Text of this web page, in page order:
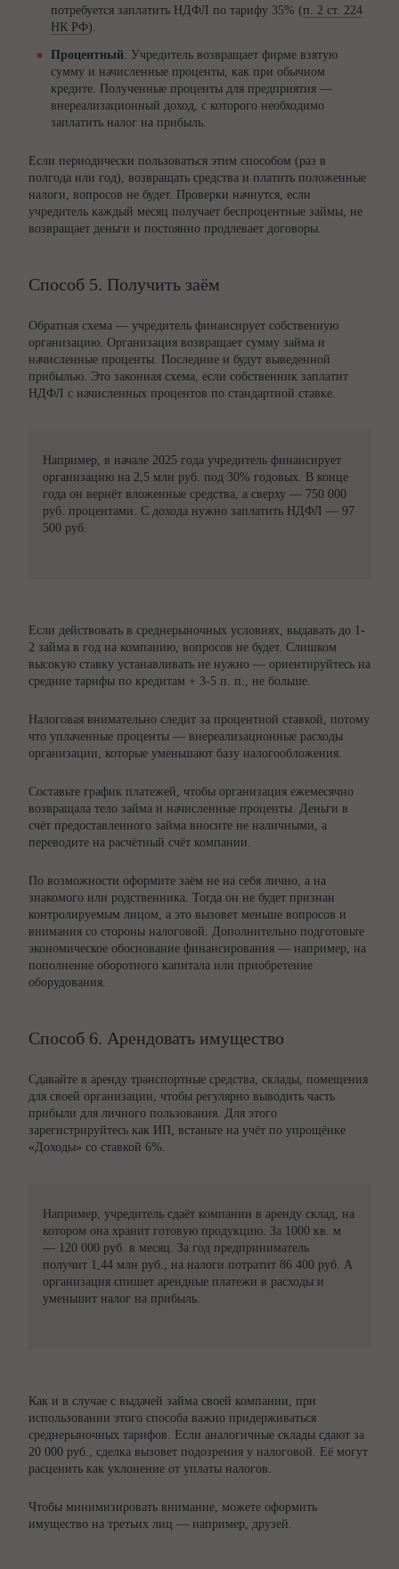
потребуется заплатить НДФЛ по тарифу 35% (п. 2 ст. 224
НК РФ).
Процентный. Учредитель возвращает фирме взятую
сумму и начисленные проценты, как при обычном
кредите. Полученные проценты для предприятия —
внереализационный доход, с которого необходимо
заплатить налог на прибыль.
Если периодически пользоваться этим способом (раз в
полгода или год), возвращать средства и платить положенные
налоги, вопросов не будет. Проверки начнутся, если
учредитель каждый месяц получает беспроцентные займы, не
возвращает деньги и постоянно продлевает договоры.
Способ 5. Получить заём
Обратная схема — учредитель финансирует собственную
организацию. Организация возвращает сумму займа и
начисленные проценты. Последние и будут выведенной
прибылью. Это законная схема, если собственник заплатит
НДФЛ с начисленных процентов по стандартной ставке.
Например, в начале 2025 года учредитель финансирует
организацию на 2,5 млн руб. под 30% годовых. В конце
года он вернёт вложенные средства, а сверху — 750 000
руб. процентами. С дохода нужно заплатить НДФЛ — 97
500 руб.
Если действовать в среднерыночных условиях, выдавать до 1-
2 займа в год на компанию, вопросов не будет. Слишком
высокую ставку устанавливать не нужно — ориентируйтесь на
средние тарифы по кредитам + 3-5 п. п., не больше.
Налоговая внимательно следит за процентной ставкой, потому
что уплаченные проценты — внереализационные расходы
организации, которые уменьшают базу налогообложения.
Составьте график платежей, чтобы организация ежемесячно
возвращала тело займа и начисленные проценты. Деньги в
счёт предоставленного займа вносите не наличными, а
переводите на расчётный счёт компании.
По возможности оформите заём не на себя лично, а на
знакомого или родственника. Тогда он не будет признан
контролируемым лицом, а это вызовет меньше вопросов и
внимания со стороны налоговой. Дополнительно подготовьте
экономическое обоснование финансирования — например, на
пополнение оборотного капитала или приобретение
оборудования.
Способ 6. Арендовать имущество
Сдавайте в аренду транспортные средства, склады, помещения
для своей организации, чтобы регулярно выводить часть
прибыли для личного пользования. Для этого
зарегистрируйтесь как ИП, встаньте на учёт по упрощёнке
«Доходы» со ставкой 6%.
Например, учредитель сдаёт компании в аренду склад, на
котором она хранит готовую продукцию. За 1000 кв. м
— 120 000 руб. в месяц. За год предприниматель
получит 1,44 млн руб., на налоги потратит 86 400 руб. А
организация спишет арендные платежи в расходы и
уменьшит налог на прибыль.
Как и в случае с выдачей займа своей компании, при
использовании этого способа важно придерживаться
среднерыночных тарифов. Если аналогичные склады сдают за
20 000 руб., сделка вызовет подозрения у налоговой. Её могут
расценить как уклонение от уплаты налогов.
Чтобы минимизировать внимание, можете оформить
имущество на третьих лиц — например, друзей.